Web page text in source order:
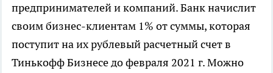
предпринимателей и компаний. Банк начислит
своим бизнес-клиентам 1% от суммы, которая
поступит на их рублевый расчетный счет в
Тинькофф Бизнесе до февраля 2021 г. Можно